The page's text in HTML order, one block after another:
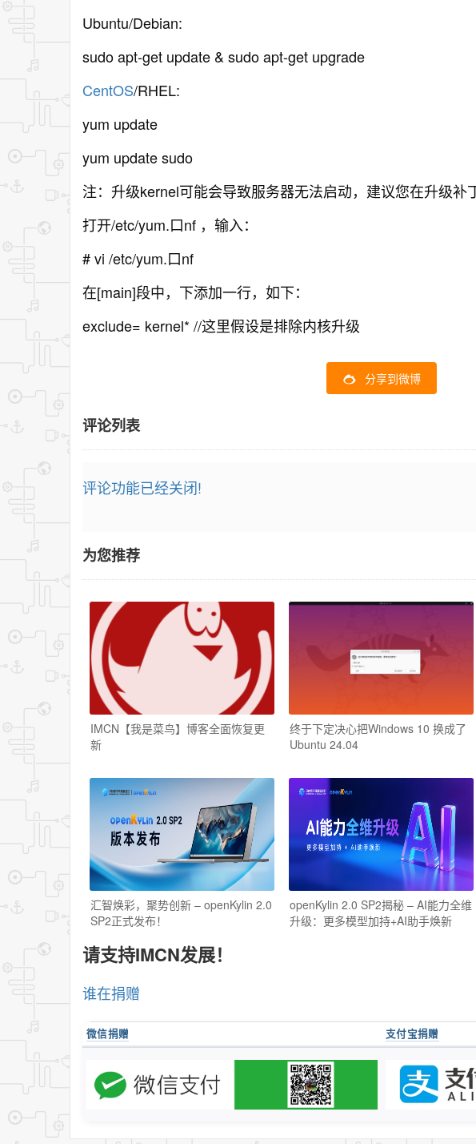
Ubuntu/Debian:
sudo apt-get update & sudo apt-get upgrade
CentOS/RHEL:
yum update
yum update sudo
注：升级kernel可能会导致服务器无法启动，建议您在升级补
打开/etc/yum.口nf ，输入：
# vi /etc/yum.口nf
在[main]段中，下添加一行，如下：
exclude= kernel* //这里假设是排除内核升级
分享到微博
评论列表
评论功能已经关闭!
为您推荐
IMCN【我是菜鸟】博客全面恢复更
新
终于下定决心把Windows 10 换成了
Ubuntu 24.04
汇智焕彩，聚势创新 – openKylin 2.0
SP2正式发布！
openKylin 2.0 SP2揭秘 – AI能力全维
升级：更多模型加持+AI助手焕新
请支持IMCN发展！
谁在捐赠
微信捐赠 支付宝捐赠